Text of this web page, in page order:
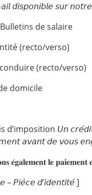
𝘥𝘪𝘴𝘱𝘰𝘯𝘪𝘣𝘭𝘦 𝘴𝘶𝘳
de salaire
(recto/verso)
(recto/verso)
domicile
d’imposition 𝘜𝘯
𝘢𝘷𝘢𝘯𝘵 𝘥𝘦 𝘷𝘰𝘶𝘴
𝐞́𝐠𝐚𝐥𝐞𝐦𝐞𝐧𝐭 𝐥𝐞 𝐩𝐚𝐢𝐞𝐦𝐞𝐧𝐭
– 𝘗𝘪𝘦̀𝘤𝘦 𝘥’𝘪𝘥𝘦𝘯𝘵𝘪𝘵𝘦́ ]